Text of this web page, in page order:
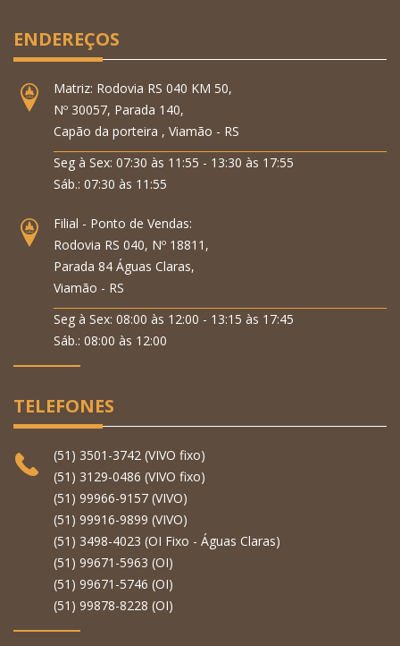
ENDEREÇOS
Matriz: Rodovia RS 040 KM 50,
Nº 30057, Parada 140,
Capão da porteira , Viamão - RS
Seg à Sex: 07:30 às 11:55 - 13:30 às 17:55
Sáb.: 07:30 às 11:55
Filial - Ponto de Vendas:
Rodovia RS 040, Nº 18811,
Parada 84 Águas Claras,
Viamão - RS
Seg à Sex: 08:00 às 12:00 - 13:15 às 17:45
Sáb.: 08:00 às 12:00
TELEFONES
(51) 3501-3742 (VIVO fixo)
(51) 3129-0486 (VIVO fixo)
(51) 99966-9157 (VIVO)
(51) 99916-9899 (VIVO)
(51) 3498-4023 (OI Fixo - Águas Claras)
(51) 99671-5963 (OI)
(51) 99671-5746 (OI)
(51) 99878-8228 (OI)